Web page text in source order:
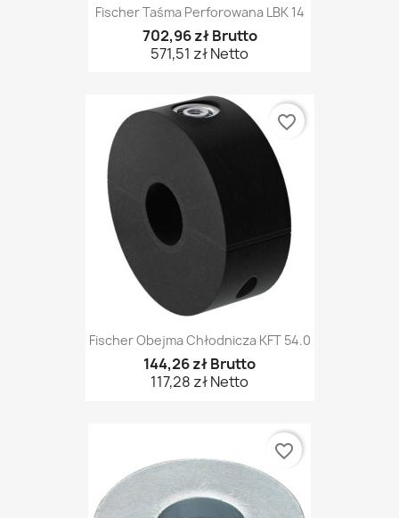
Fischer Taśma Perforowana LBK 14
702,96 zł Brutto
571,51 zł Netto
Fischer Obejma Chłodnicza KFT 54.0
144,26 zł Brutto
117,28 zł Netto
favorite_border
favorite_border